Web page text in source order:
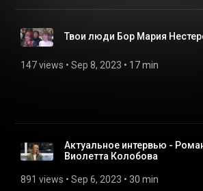
Твои люди Бор Мария
147 views • Sep 8, 2023 • 17 min
Актуальное интервью -
Виолетта Колобова
891 views • Sep 6, 2023 • 30 min